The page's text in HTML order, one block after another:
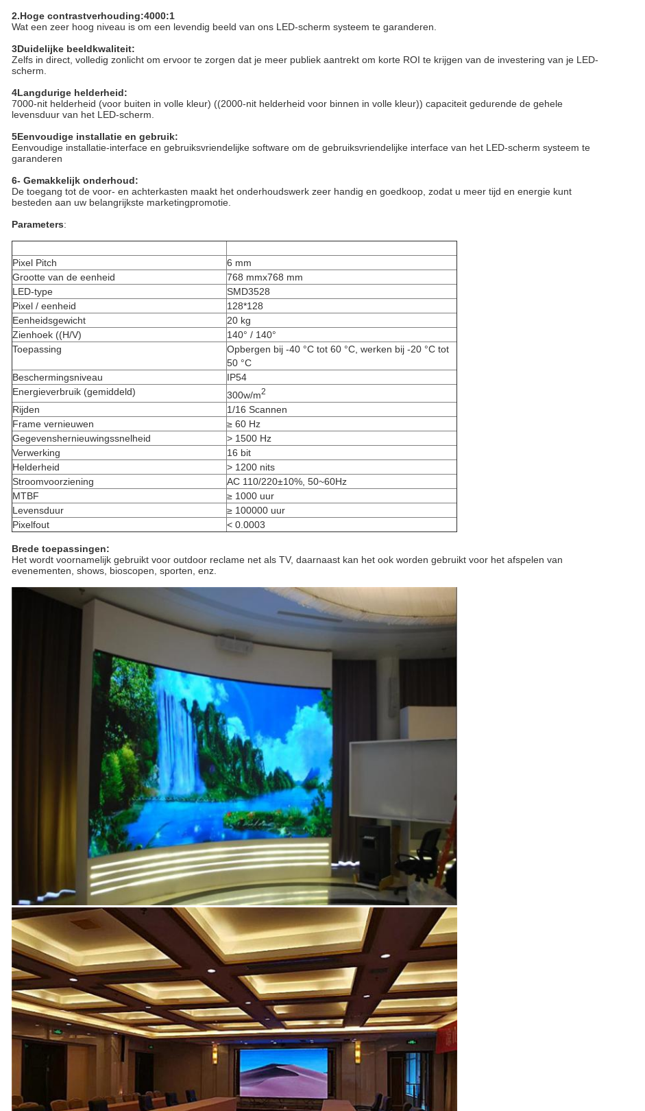
2.Hoge contrastverhouding:4000:1
Wat een zeer hoog niveau is om een levendig beeld van ons LED-scherm systeem te garanderen.
3Duidelijke beeldkwaliteit:
Zelfs in direct, volledig zonlicht om ervoor te zorgen dat je meer publiek aantrekt om korte ROI te krijgen van de investering van je LED-
scherm.
4Langdurige helderheid:
7000-nit helderheid (voor buiten in volle kleur) ((2000-nit helderheid voor binnen in volle kleur)) capaciteit gedurende de gehele
levensduur van het LED-scherm.
5Eenvoudige installatie en gebruik:
Eenvoudige installatie-interface en gebruiksvriendelijke software om de gebruiksvriendelijke interface van het LED-scherm systeem te
garanderen
6- Gemakkelijk onderhoud:
De toegang tot de voor- en achterkasten maakt het onderhoudswerk zeer handig en goedkoop, zodat u meer tijd en energie kunt
besteden aan uw belangrijkste marketingpromotie.
Parameters:
Pixel Pitch
6 mm
Grootte van de eenheid
768 mmx768 mm
LED-type
SMD3528
Pixel / eenheid
128*128
Eenheidsgewicht
20 kg
Zienhoek ((H/V)
140° / 140°
Toepassing
Opbergen bij -40 °C tot 60 °C, werken bij -20 °C tot
50 °C
Beschermingsniveau
IP54
Energieverbruik (gemiddeld)
300w/m2
Rijden
1/16 Scannen
Frame vernieuwen
≥ 60 Hz
Gegevenshernieuwingssnelheid
> 1500 Hz
Verwerking
16 bit
Helderheid
> 1200 nits
Stroomvoorziening
AC 110/220±10%, 50~60Hz
MTBF
≥ 1000 uur
Levensduur
≥ 100000 uur
Pixelfout
< 0.0003
Brede toepassingen:
Het wordt voornamelijk gebruikt voor outdoor reclame net als TV, daarnaast kan het ook worden gebruikt voor het afspelen van
evenementen, shows, bioscopen, sporten, enz.